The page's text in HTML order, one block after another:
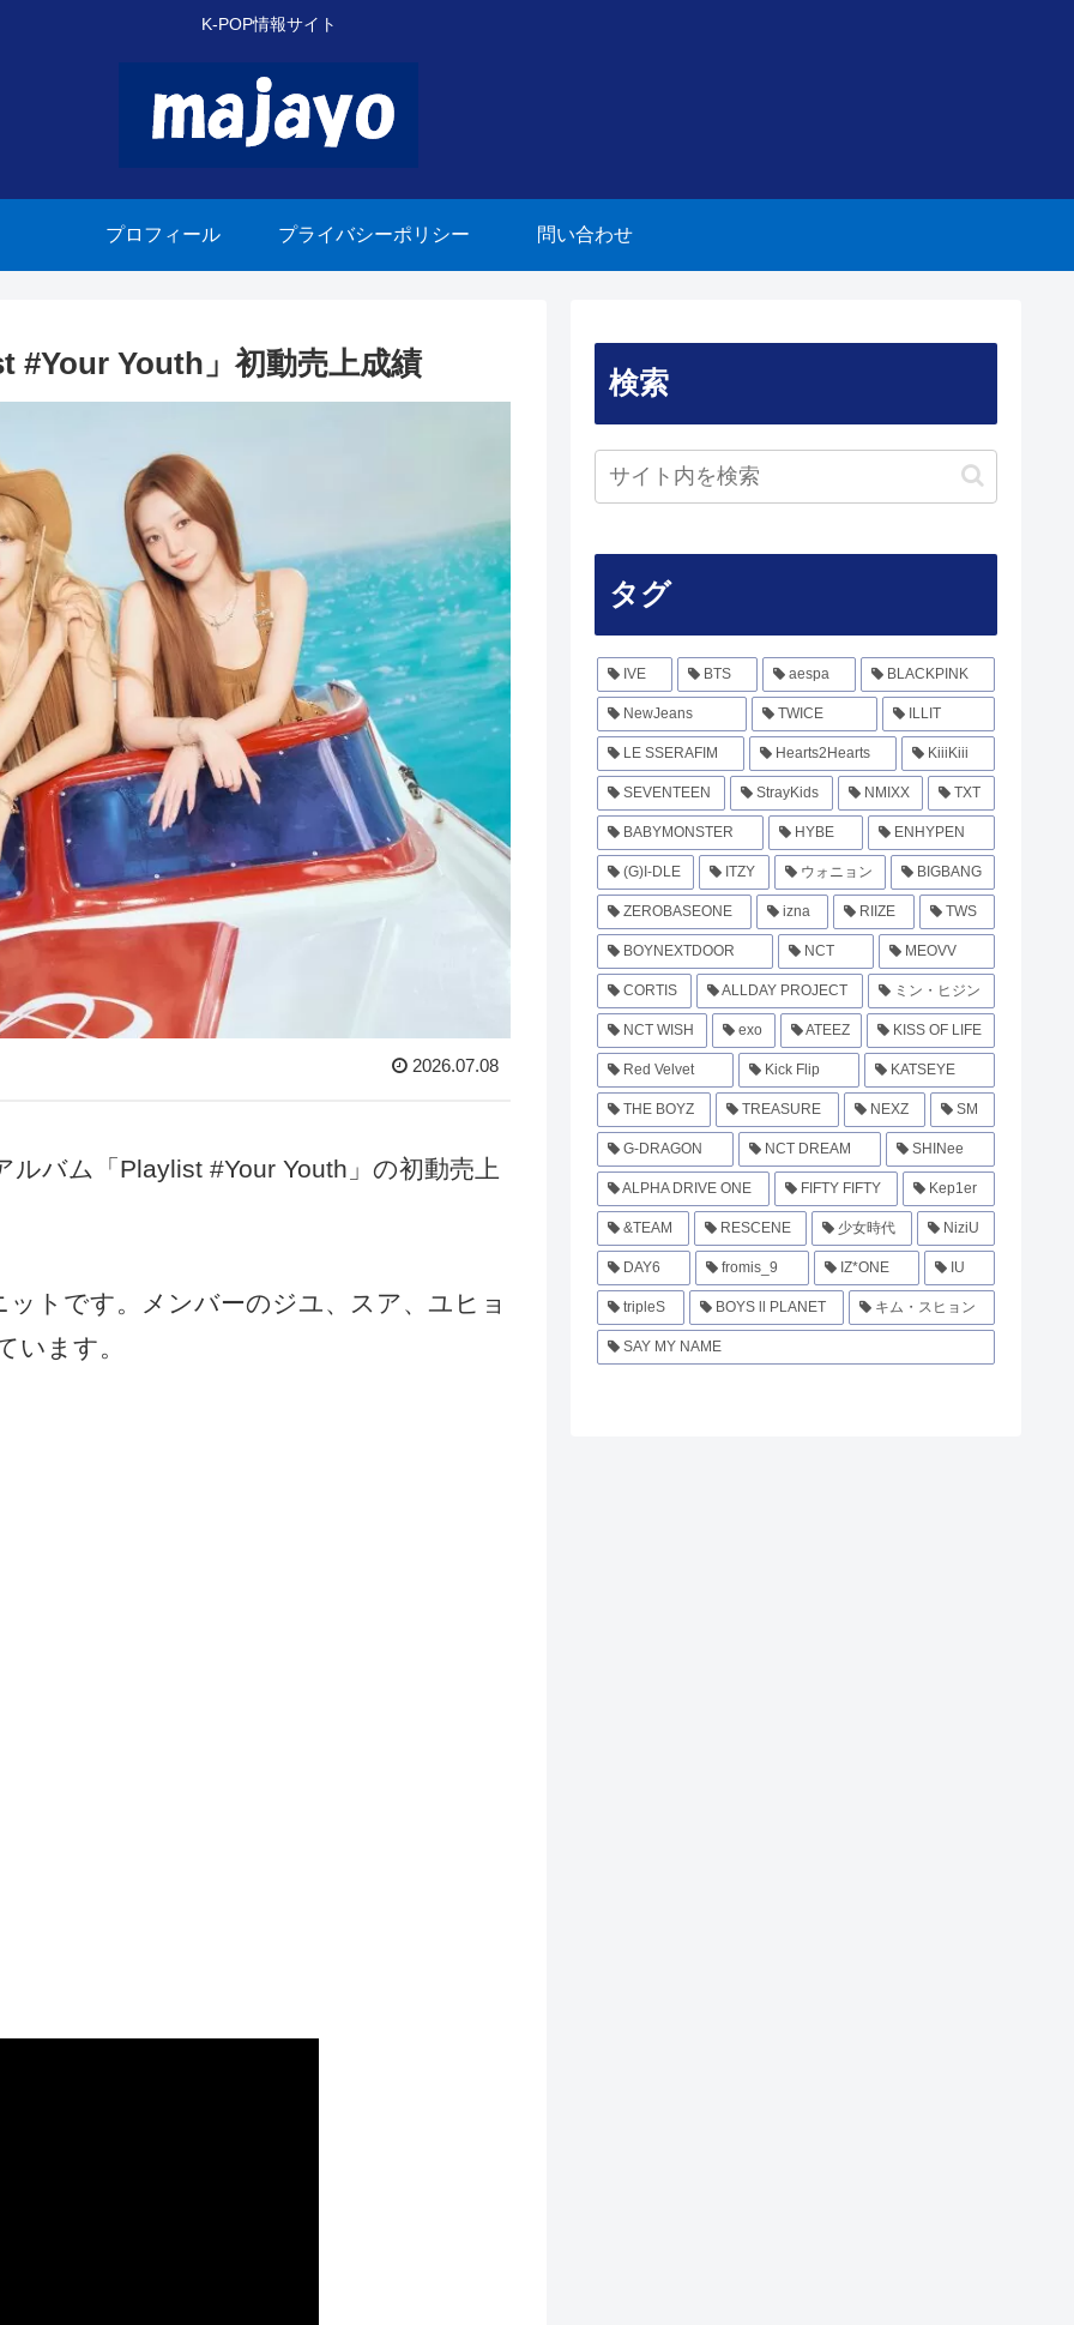
K-POP情報サイト
プロフィール プライバシーポリシー 問い合わせ
#Your Youth」初動売上成績
2026.07.08
バム「Playlist #Your Youth」の初動売上
トです。メンバーのジユ、スア、ユヒョ
います。
検索
タグ
IVE BTS aespa BLACKPINK
NewJeans TWICE ILLIT
LE SSERAFIM Hearts2Hearts KiiiKiii
SEVENTEEN StrayKids NMIXX TXT
BABYMONSTER HYBE ENHYPEN
(G)I-DLE ITZY ウォニョン BIGBANG
ZEROBASEONE izna RIIZE TWS
BOYNEXTDOOR NCT MEOVV
CORTIS ALLDAY PROJECT ミン・ヒジン
NCT WISH exo ATEEZ KISS OF LIFE
Red Velvet Kick Flip KATSEYE
THE BOYZ TREASURE NEXZ SM
G-DRAGON NCT DREAM SHINee
ALPHA DRIVE ONE FIFTY FIFTY Kep1er
&TEAM RESCENE 少女時代 NiziU
DAY6 fromis_9 IZ*ONE IU
tripleS BOYS ll PLANET キム・スヒョン
SAY MY NAME